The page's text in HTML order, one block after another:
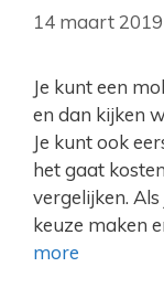
14 maart 2019
Je kunt een
en dan kijken
Je kunt ook
het gaat
vergelijken.
keuze maken
more